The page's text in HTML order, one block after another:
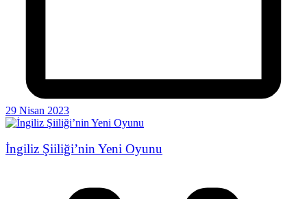
29 Nisan 2023
İngiliz Şiiliği’nin Yeni Oyunu